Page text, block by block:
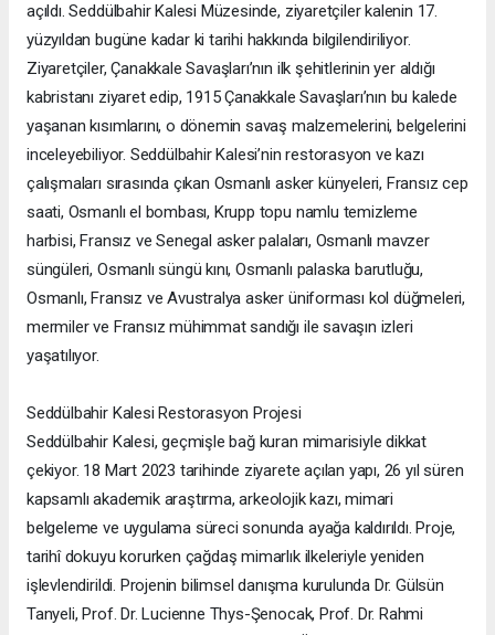
açıldı. Seddülbahir Kalesi Müzesinde, ziyaretçiler kalenin 17.
yüzyıldan bugüne kadar ki tarihi hakkında bilgilendiriliyor.
Ziyaretçiler, Çanakkale Savaşları’nın ilk şehitlerinin yer aldığı
kabristanı ziyaret edip, 1915 Çanakkale Savaşları’nın bu kalede
yaşanan kısımlarını, o dönemin savaş malzemelerini, belgelerini
inceleyebiliyor. Seddülbahir Kalesi’nin restorasyon ve kazı
çalışmaları sırasında çıkan Osmanlı asker künyeleri, Fransız cep
saati, Osmanlı el bombası, Krupp topu namlu temizleme
harbisi, Fransız ve Senegal asker palaları, Osmanlı mavzer
süngüleri, Osmanlı süngü kını, Osmanlı palaska barutluğu,
Osmanlı, Fransız ve Avustralya asker üniforması kol düğmeleri,
mermiler ve Fransız mühimmat sandığı ile savaşın izleri
yaşatılıyor.
Seddülbahir Kalesi Restorasyon Projesi
Seddülbahir Kalesi, geçmişle bağ kuran mimarisiyle dikkat
çekiyor. 18 Mart 2023 tarihinde ziyarete açılan yapı, 26 yıl süren
kapsamlı akademik araştırma, arkeolojik kazı, mimari
belgeleme ve uygulama süreci sonunda ayağa kaldırıldı. Proje,
tarihî dokuyu korurken çağdaş mimarlık ilkeleriyle yeniden
işlevlendirildi. Projenin bilimsel danışma kurulunda Dr. Gülsün
Tanyeli, Prof. Dr. Lucienne Thys-Şenocak, Prof. Dr. Rahmi